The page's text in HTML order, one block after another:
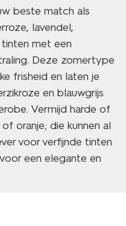
beste match als
lavendel,
met een
Deze zomertype
frisheid en laten je
en blauwgrijs
Vermijd harde of
oranje; die kunnen al
voor verfijnde tinten
een elegante en